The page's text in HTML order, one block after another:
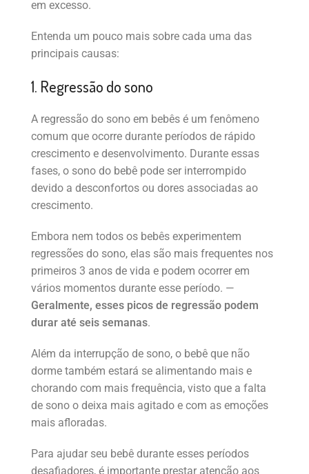
em excesso.
Entenda um pouco mais sobre cada uma das
principais causas:
1. Regressão do sono
A regressão do sono em bebês é um fenômeno
comum que ocorre durante períodos de rápido
crescimento e desenvolvimento. Durante essas
fases, o sono do bebê pode ser interrompido
devido a desconfortos ou dores associadas ao
crescimento.
Embora nem todos os bebês experimentem
regressões do sono, elas são mais frequentes nos
primeiros 3 anos de vida e podem ocorrer em
vários momentos durante esse período. —
Geralmente, esses picos de regressão podem
durar até seis semanas.
Além da interrupção de sono, o bebê que não
dorme também estará se alimentando mais e
chorando com mais frequência, visto que a falta
de sono o deixa mais agitado e com as emoções
mais afloradas.
Para ajudar seu bebê durante esses períodos
desafiadores, é importante prestar atenção aos